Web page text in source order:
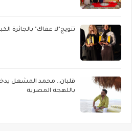
تتويج"لا عفاك" بالجائزة
قلبان.. محمد المشعل
باللهجة المصرية